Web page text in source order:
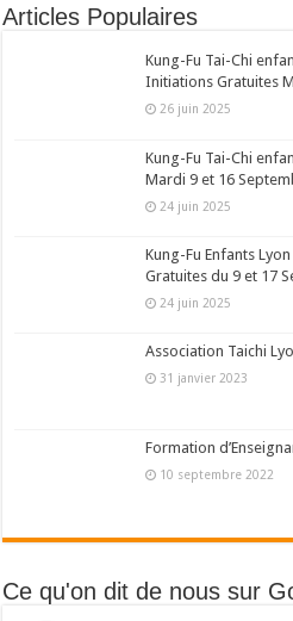
Articles Populaires
Kung-Fu Tai-Chi
Initiations Gratuites
26 juin 2025
Kung-Fu Tai-Chi
Mardi 9 et 16
24 juin 2025
Kung-Fu Enfants
Gratuites du 9 et 17
24 juin 2025
Association Taichi
31 janvier 2023
Formation
10 septembre 2022
Ce qu'on dit de nous sur